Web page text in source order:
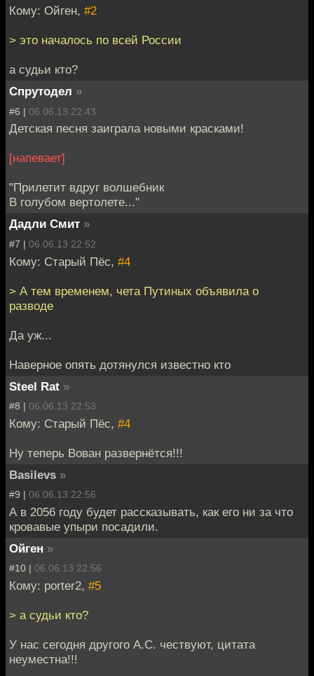
Кому: Ойген, #2
> это началось по всей России
а судьи кто?
Спрутодел »
#6 | 06.06.13 22:43
Детская песня заиграла новыми красками!
[напевает]
"Прилетит вдруг волшебник
В голубом вертолете..."
Дадли Смит »
#7 | 06.06.13 22:52
Кому: Старый Пёс, #4
> А тем временем, чета Путиных объявила о
разводе
Да уж...
Наверное опять дотянулся известно кто
Steel Rat »
#8 | 06.06.13 22:53
Кому: Старый Пёс, #4
Ну теперь Вован развернётся!!!
Basilevs »
#9 | 06.06.13 22:56
А в 2056 году будет рассказывать, как его ни за что
кровавые упыри посадили.
Ойген »
#10 | 06.06.13 22:56
Кому: porter2, #5
> а судьи кто?
У нас сегодня другого А.С. чествуют, цитата
неуместна!!!